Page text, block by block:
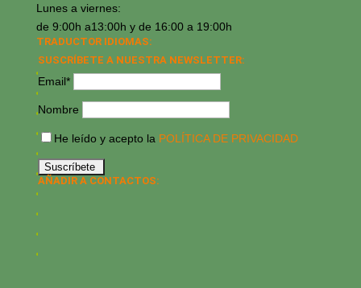
Lunes a viernes:
de 9:00h a13:00h y de 16:00 a 19:00h
TRADUCTOR IDIOMAS:
SUSCRÍBETE A NUESTRA NEWSLETTER:
Email*
Nombre
He leído y acepto la POLÍTICA DE PRIVACIDAD
AÑADIR A CONTACTOS: